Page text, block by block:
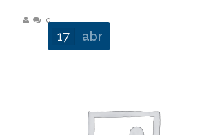
0
17 abr